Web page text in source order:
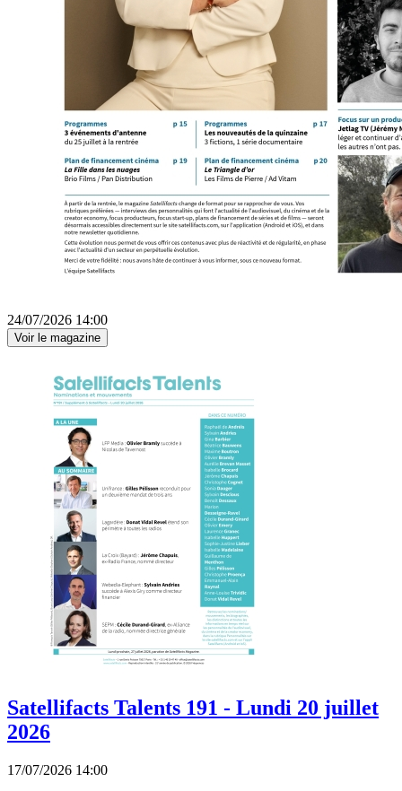
24/07/2026 14:00
Voir le magazine
Satellifacts Talents 191 - Lundi 20 juillet
2026
17/07/2026 14:00